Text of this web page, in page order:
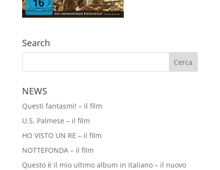
Search
NEWS
Questi fantasmi! – il film
U.S. Palmese – il film
HO VISTO UN RE – il film
NOTTEFONDA – il film
Questo è il mio ultimo album in italiano – il nuovo